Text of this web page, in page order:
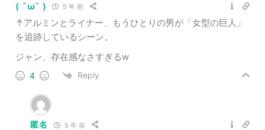
( ˘ω˘ ) 5 年 前
↑アルミンとライナー、もうひとりの男が「女型の巨人」
を追跡しているシーン。
ジャン、存在感なさすぎるw
4 Reply
匿名 5 年 前